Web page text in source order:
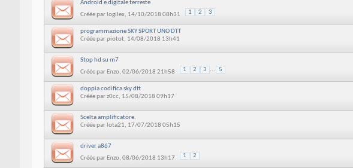
Android e digitale terreste
Créée par logilex, 14/10/2018 08h31 1 2 3
programmazione SKY SPORT UNO DTT
Créée parpiotot, 14/08/2018 13h41
Stop hd su m7
Créée par Enzo, 02/06/2018 21h58 1 2 3 ... 5
doppia codifica sky dtt
Créée parz0cc, 15/08/2018 09h17
Scelta amplificatore.
Créée par lota21, 17/07/2018 05h15
driver a867
Créée par Enzo, 08/06/2018 13h17 1 2